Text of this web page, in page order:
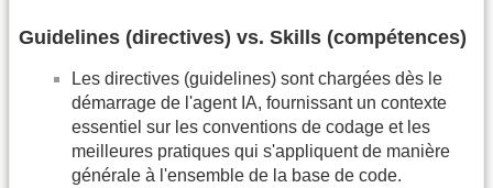
Guidelines (directives) vs. Skills (compétences)
Les directives (guidelines) sont chargées dès le
démarrage de l'agent IA, fournissant un contexte
essentiel sur les conventions de codage et les
meilleures pratiques qui s'appliquent de manière
générale à l'ensemble de la base de code.